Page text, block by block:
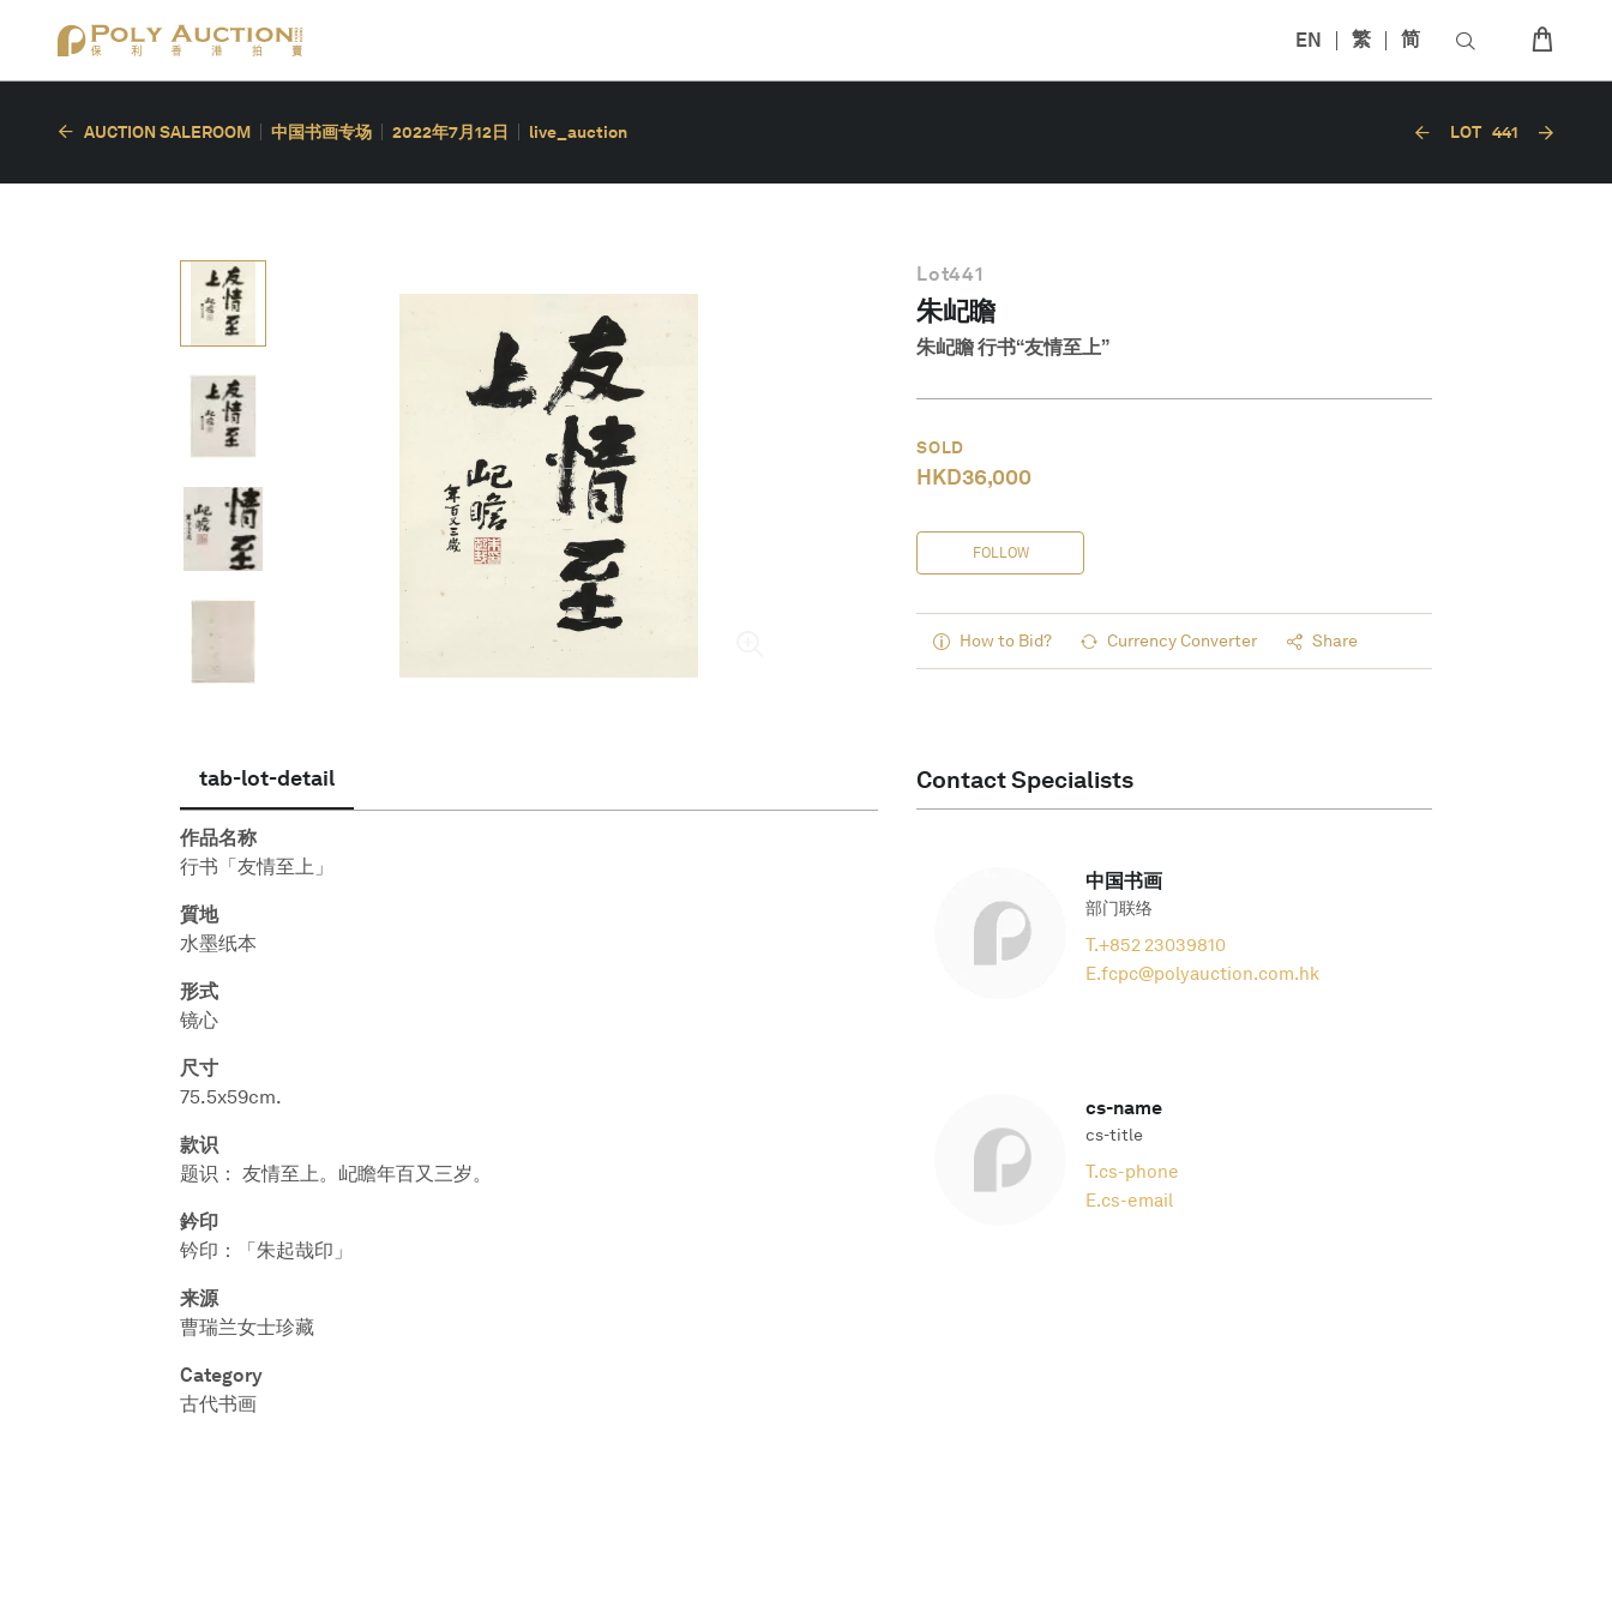
EN 繁 简
简体中文
AUCTION SALEROOM 中国书画专场 2022年7月12日 live_auction LOT 441
Lot441
朱屺瞻
朱屺瞻 行书“友情至上”
SOLD
HKD36,000
FOLLOW
How to Bid? Currency Converter Share
tab-lot-detail
作品名称
行书「友情至上」
質地
水墨纸本
形式
镜心
尺寸
75.5x59cm.
款识
题识： 友情至上。屺瞻年百又三岁。
鈐印
钤印：「朱起哉印」
来源
曹瑞兰女士珍藏
Category
古代书画
Contact Specialists
中国书画
部门联络
T.+852 23039810
E.fcpc@polyauction.com.hk
cs-name
cs-title
T.cs-phone
E.cs-email